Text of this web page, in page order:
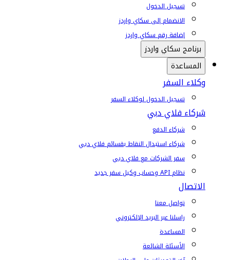
تسجيل الدخول
الانضمام إلى سكاي واردز
إضافة رقم سكاي واردز
برنامج سكاي واردز
المساعدة
وكلاء السفر
تسجيل الدخول لوكلاء السفر
شركاء فلاي دبي
شركاء الدفع
شركاء استبدال النقاط بقسائم فلاي دبي
سفر الشركات مع فلاي دبي
نظام API وحساب وكيل سفر جديد
الاتصال
تواصل معنا
راسلنا عبر البريد الإلكتروني
المساعدة
الأسئلة الشائعة